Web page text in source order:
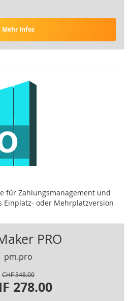
Mehr Infos
für Zahlungsmanagement und
Einplatz- oder Mehrplatzversion
PRO
pm.pro
CHF 348.00
278.00